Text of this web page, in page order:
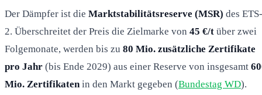
Der Dämpfer ist die Marktstabilitätsreserve (MSR) des ETS-
2. Überschreitet der Preis die Zielmarke von 45 €/t über zwei
Folgemonate, werden bis zu 80 Mio. zusätzliche Zertifikate
pro Jahr (bis Ende 2029) aus einer Reserve von insgesamt
Mio. Zertifikatenin den Markt gegeben (Bundestag WD).